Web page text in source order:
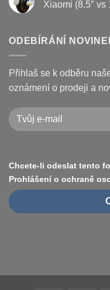
Kugoo
opravit
s
displeje
Pro
a
jak
je
Xiaomi (8.5″ vs
textu
vyměnit
pneumatiku
na
elektrokoloběžce
(8.5″
vs
10″,
duše
ODEBÍRÁNÍ
Přihlaš se k odběru
oznámení o prodeji a
Chcete-li odeslat tento
Prohlášení o ochraně